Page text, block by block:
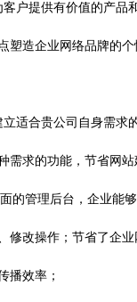
户提供有价值的产品
塑造企业网络品牌的
适合贵公司自身需求
需求的功能，节省网站
的管理后台，企业能
修改操作；节省了企业
播效率；